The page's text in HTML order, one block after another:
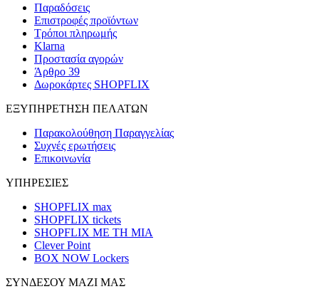
Παραδόσεις
Επιστροφές προϊόντων
Τρόποι πληρωμής
Klarna
Προστασία αγορών
Άρθρο 39
Δωροκάρτες SHOPFLIX
ΕΞΥΠΗΡΕΤΗΣΗ ΠΕΛΑΤΩΝ
Παρακολούθηση Παραγγελίας
Συχνές ερωτήσεις
Επικοινωνία
ΥΠΗΡΕΣΙΕΣ
SHOPFLIX max
SHOPFLIX tickets
SHOPFLIX ΜΕ ΤΗ ΜΙΑ
Clever Point
BOX NOW Lockers
ΣΥΝΔΕΣΟΥ ΜΑΖΙ ΜΑΣ